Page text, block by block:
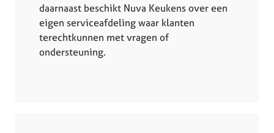
daarnaast beschikt Nuva Keukens over een
eigen serviceafdeling waar klanten
terechtkunnen met vragen of
ondersteuning.